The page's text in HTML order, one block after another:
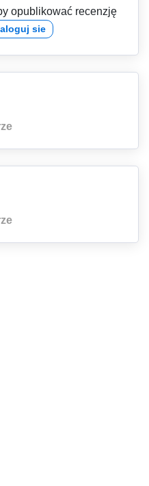
opublikować recenzję
sie